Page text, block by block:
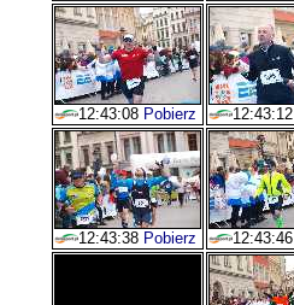
12:43:08 Pobierz 12:43:12
12:43:38 Pobierz 12:43:46